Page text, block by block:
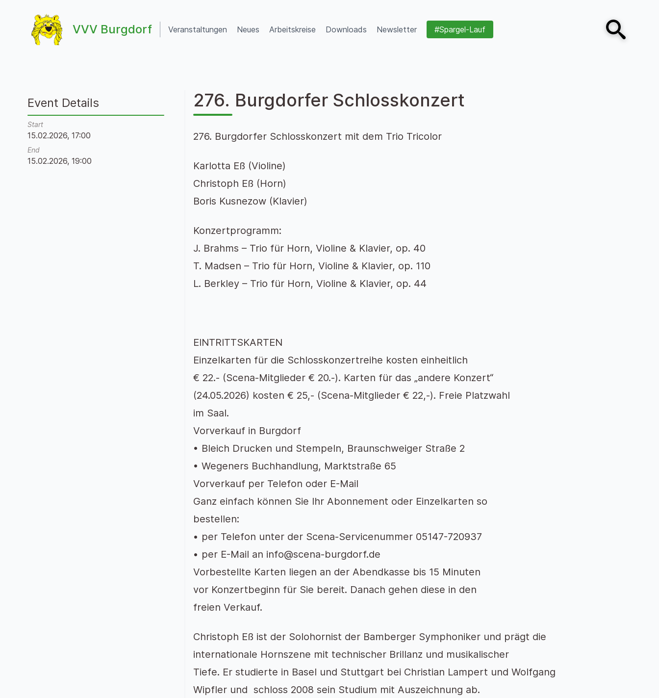
VVV Burgdorf
VVV Burgdorf
Veranstaltungen Neues Arbeitskreise Downloads Newsletter #Spargel-Lauf
Open search
276. Burgdorfer Schlosskonzert
276. Burgdorfer Schlosskonzert mit dem Trio Tricolor
Karlotta Eß (Violine)
Christoph Eß (Horn)
Boris Kusnezow (Klavier)
Konzertprogramm:
J. Brahms – Trio für Horn, Violine & Klavier, op. 40
T. Madsen – Trio für Horn, Violine & Klavier, op. 110
L. Berkley – Trio für Horn, Violine & Klavier, op. 44
EINTRITTSKARTEN
Einzelkarten für die Schlosskonzertreihe kosten einheitlich
€ 22.- (Scena-Mitglieder € 20.-). Karten für das „andere Konzert“
(24.05.2026) kosten € 25,- (Scena-Mitglieder € 22,-). Freie Platzwahl
im Saal.
Vorverkauf in Burgdorf
• Bleich Drucken und Stempeln, Braunschweiger Straße 2
• Wegeners Buchhandlung, Marktstraße 65
Vorverkauf per Telefon oder E-Mail
Ganz einfach können Sie Ihr Abonnement oder Einzelkarten so
bestellen:
• per Telefon unter der Scena-Servicenummer 05147-720937
• per E-Mail an info@scena-burgdorf.de
Vorbestellte Karten liegen an der Abendkasse bis 15 Minuten
vor Konzertbeginn für Sie bereit. Danach gehen diese in den
freien Verkauf.
Christoph Eß ist der Solohornist der Bamberger Symphoniker und prägt die
internationale Hornszene mit technischer Brillanz und musikalischer
Tiefe. Er studierte in Basel und Stuttgart bei Christian Lampert und Wolfgang
Wipfler und schloss 2008 sein Studium mit Auszeichnung ab.
Event Details
Start
15.02.2026, 17:00
End
15.02.2026, 19:00